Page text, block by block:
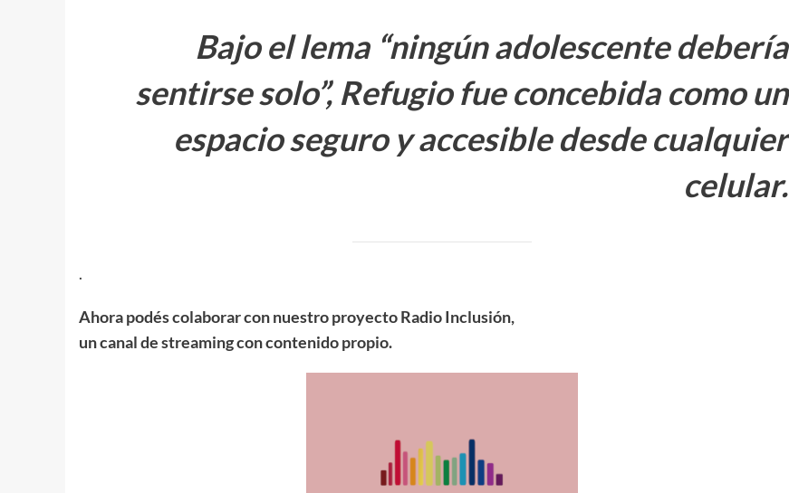
Bajo el lema “ningún adolescente debería
sentirse solo”, Refugio fue concebida como un
espacio seguro y accesible desde cualquier
celular.
.
Ahora podés colaborar con nuestro proyecto Radio Inclusión,
un canal de streaming con contenido propio.